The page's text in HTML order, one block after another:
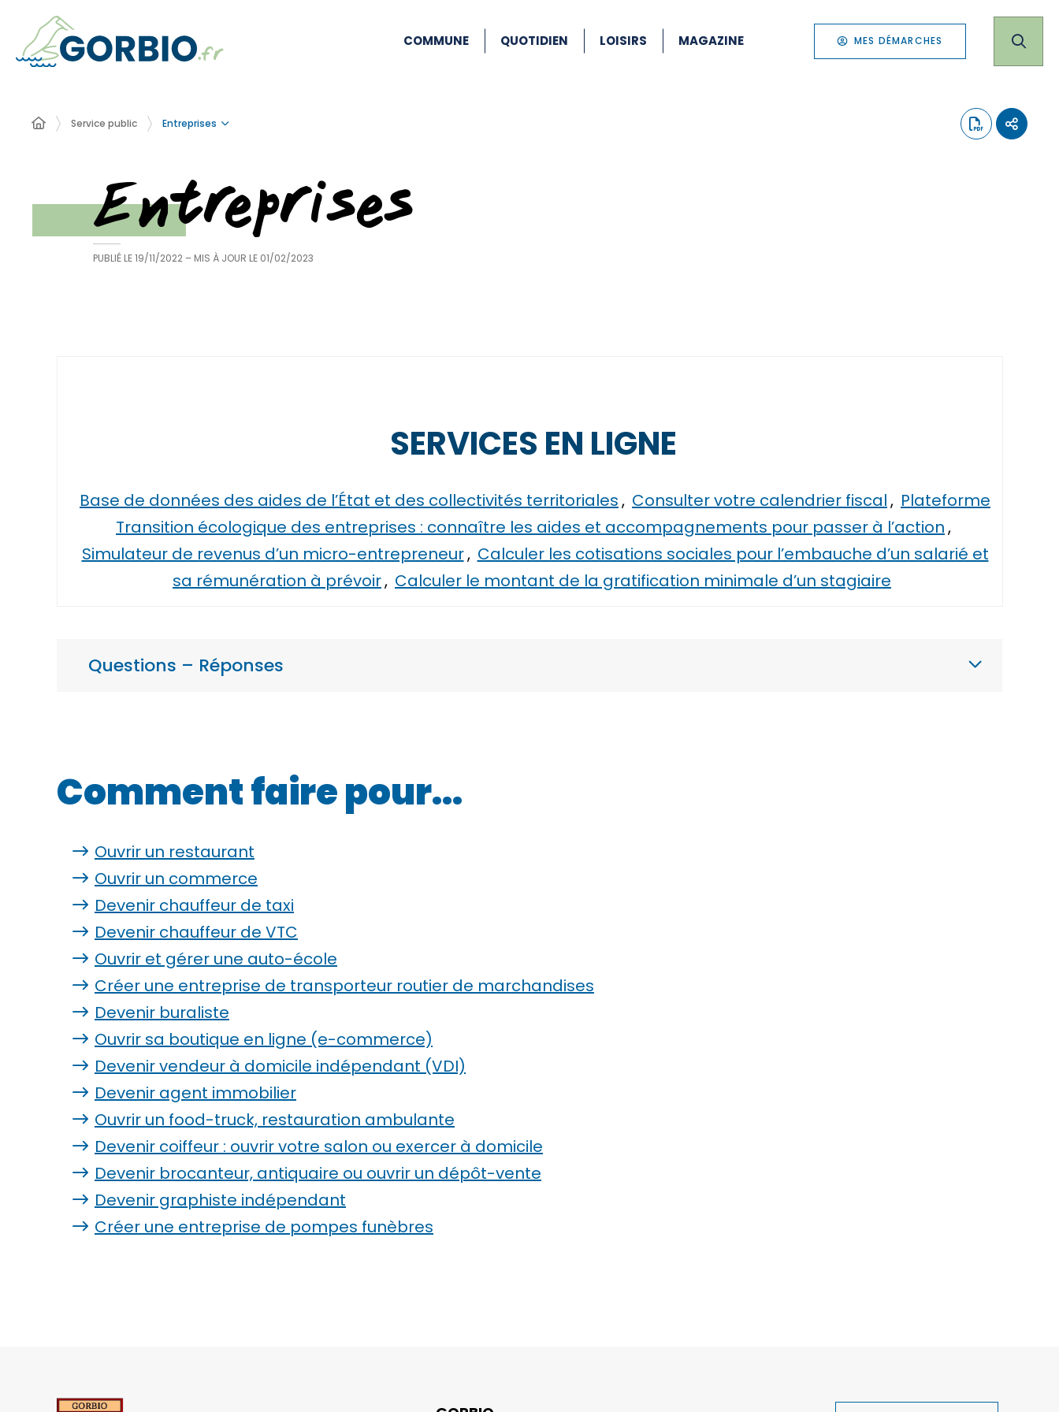
COMMUNE QUOTIDIEN LOISIRS MAGAZINE MES DÉMARCHES
Service public Entreprises
Entreprises
PUBLIÉ LE19/11/2022 – MIS À JOUR LE 01/02/2023
SERVICES EN LIGNE
Base de données des aides de l’État et des collectivités territoriales, Consulter votre calendrier fiscal, Plateforme
Transition écologique des entreprises : connaître les aides et accompagnements pour passer à l’action,
Simulateur de revenus d’un micro-entrepreneur, Calculer les cotisations sociales pour l’embauche d’un salarié et
sa rémunération à prévoir, Calculer le montant de la gratification minimale d’un stagiaire
Questions – Réponses
Comment faire pour…
Ouvrir un restaurant
Ouvrir un commerce
Devenir chauffeur de taxi
Devenir chauffeur de VTC
Ouvrir et gérer une auto-école
Créer une entreprise de transporteur routier de marchandises
Devenir buraliste
Ouvrir sa boutique en ligne (e-commerce)
Devenir vendeur à domicile indépendant (VDI)
Devenir agent immobilier
Ouvrir un food-truck, restauration ambulante
Devenir coiffeur : ouvrir votre salon ou exercer à domicile
Devenir brocanteur, antiquaire ou ouvrir un dépôt-vente
Devenir graphiste indépendant
Créer une entreprise de pompes funèbres